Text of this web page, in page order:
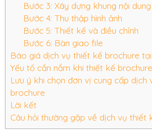
Bước 3: Xây dựng khung nội dung
Bước 4: Thu thập hình ảnh
Bước 5: Thiết kế và điều chỉnh
Bước 6: Bàn giao file
Báo giá dịch vụ thiết kế brochure
Yếu tố cần nắm khi thiết kế brochure
Lưu ý khi chọn đơn vị cung cấp dịch
brochure
Lời kết
Câu hỏi thường gặp về dịch vụ thiết